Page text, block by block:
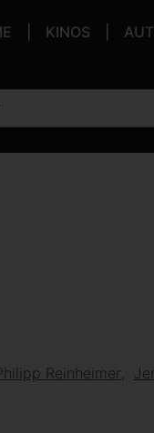
KINOS
Reinheimer